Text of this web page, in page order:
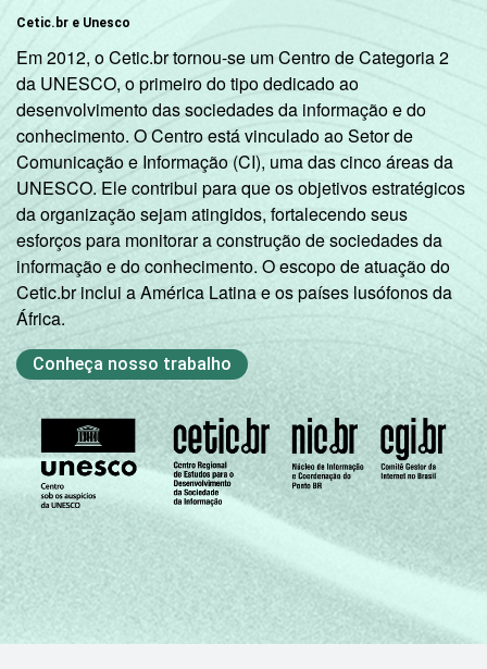
Cetic.br e Unesco
Em 2012, o Cetic.br tornou-se um Centro de Categoria 2
da UNESCO, o primeiro do tipo dedicado ao
desenvolvimento das sociedades da informação e do
conhecimento. O Centro está vinculado ao Setor de
Comunicação e Informação (CI), uma das cinco áreas da
UNESCO. Ele contribui para que os objetivos estratégicos
da organização sejam atingidos, fortalecendo seus
esforços para monitorar a construção de sociedades da
informação e do conhecimento. O escopo de atuação do
Cetic.br inclui a América Latina e os países lusófonos da
África.
Conheça nosso trabalho